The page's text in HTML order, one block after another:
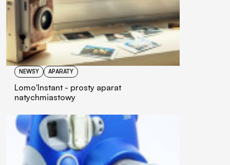
NEWSY APARATY
Lomo'Instant - prosty aparat
natychmiastowy